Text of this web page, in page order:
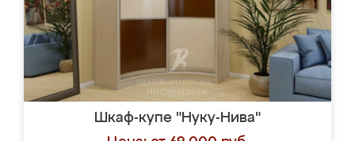
Шкаф-купе "Нуку-Нива"